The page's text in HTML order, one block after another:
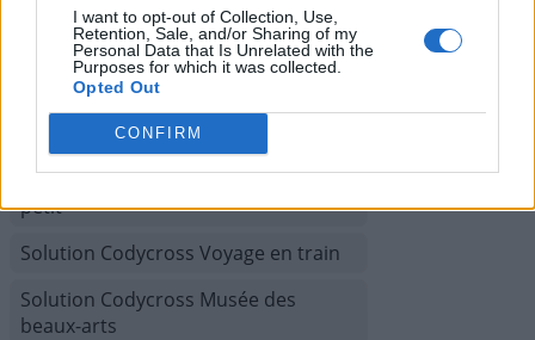
I want to opt-out of Collection, Use,
Retention, Sale, and/or Sharing of my
Personal Data that Is Unrelated with the
Purposes for which it was collected.
Opted Out
CONFIRM
Solution Codycross Confort de la
Maison
Solution Codycross Croisière
Solution Codycross Grèce
Solution Codycross Le Monde est
petit
Solution Codycross Voyage en train
Solution Codycross Musée des
beaux-arts